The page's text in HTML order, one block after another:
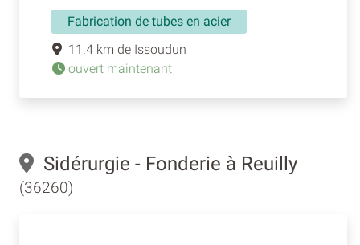
Fabrication de tubes en acier
11.4 km de Issoudun
ouvert maintenant
Sidérurgie - Fonderie à Reuilly
(36260)